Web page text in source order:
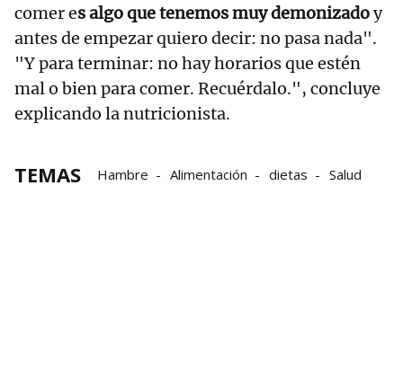
comer es algo que tenemos muy demonizadoy
antes de empezar quiero decir: no pasa nada".
"Y para terminar: no hay horarios que estén
mal o bien para comer. Recuérdalo.", concluye
explicando la nutricionista.
TEMAS Hambre Alimentación dietas Salud